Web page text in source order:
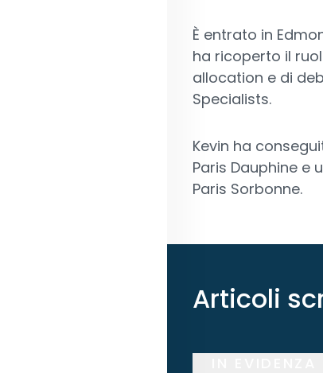
È entrato in
ha ricoperto il
allocation e di
Specialists.
Kevin ha
Paris Dauphine e
Paris Sorbonne.
Articoli